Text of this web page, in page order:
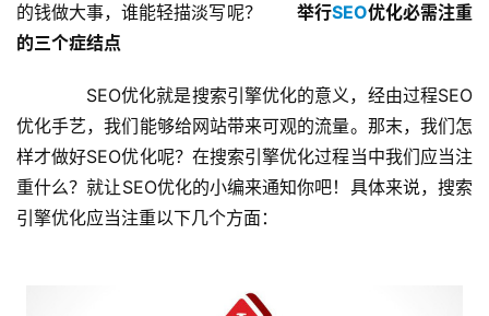
的钱做大事，谁能轻描淡写呢？
举行SEO优化必需注重
的三个症结点
SEO优化就是搜索引擎优化的意义，经由过程SEO
优化手艺，我们能够给网站带来可观的流量。那末，我们怎
样才做好SEO优化呢？在搜索引擎优化过程当中我们应当注
重什么？就让SEO优化的小编来通知你吧！具体来说，搜索
引擎优化应当注重以下几个方面：